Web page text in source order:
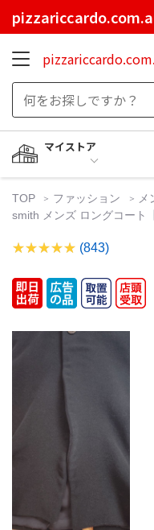
マイストア
TOP ファッション メ
smith メンズ ロングコート
(843)